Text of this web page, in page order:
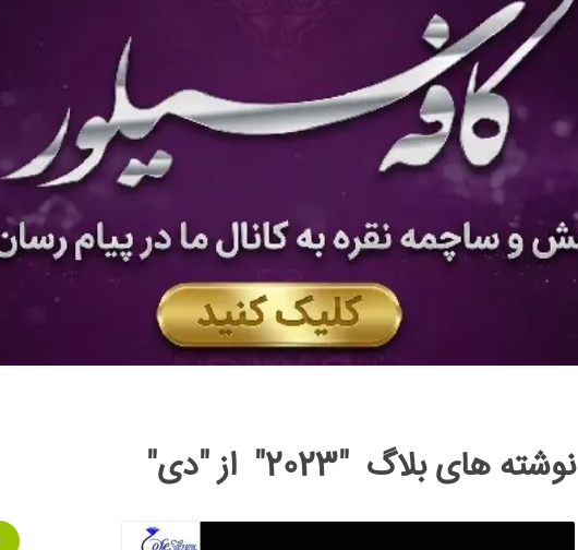
نوشته های بلاگ "2023" از "دی"